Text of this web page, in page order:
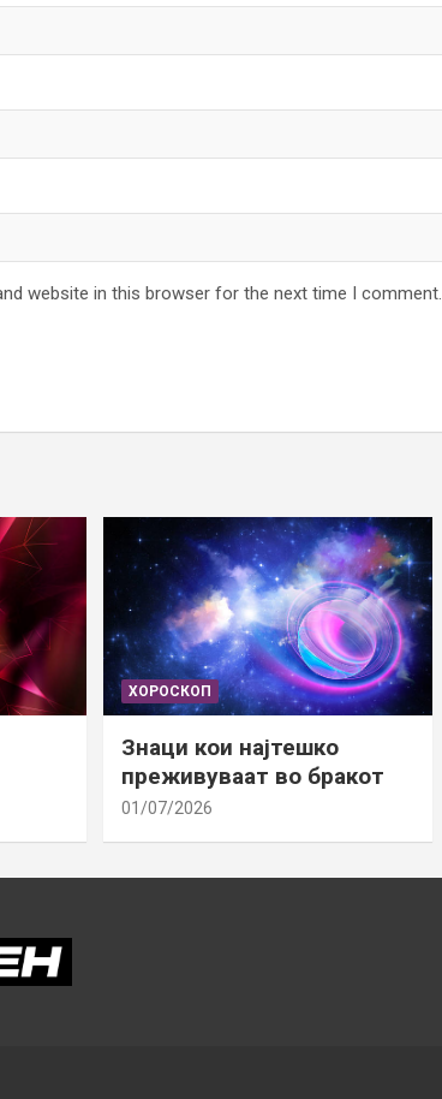
website in this browser for the next time I comment.
ХОРОСКОП
Знаци кои најтешко
преживуваат во бракот
01/07/2026